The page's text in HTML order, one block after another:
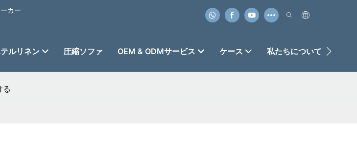
カー
ルリネン 圧縮ソファ OEM & ODMサービス ケース 私たちについて
る